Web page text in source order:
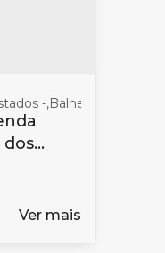
dos
,Balneário Camboriú
Ver mais